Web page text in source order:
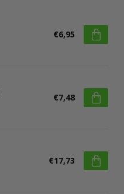
€6,95
€7,48
€17,73